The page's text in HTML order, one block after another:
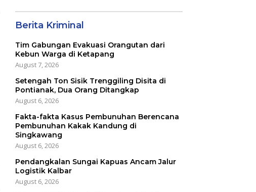
Berita Kriminal
Tim Gabungan Evakuasi Orangutan dari
Kebun Warga di Ketapang
August 7, 2026
Setengah Ton Sisik Trenggiling Disita di
Pontianak, Dua Orang Ditangkap
August 6, 2026
Fakta-fakta Kasus Pembunuhan Berencana
Pembunuhan Kakak Kandung di
Singkawang
August 6, 2026
Pendangkalan Sungai Kapuas Ancam Jalur
Logistik Kalbar
August 6, 2026